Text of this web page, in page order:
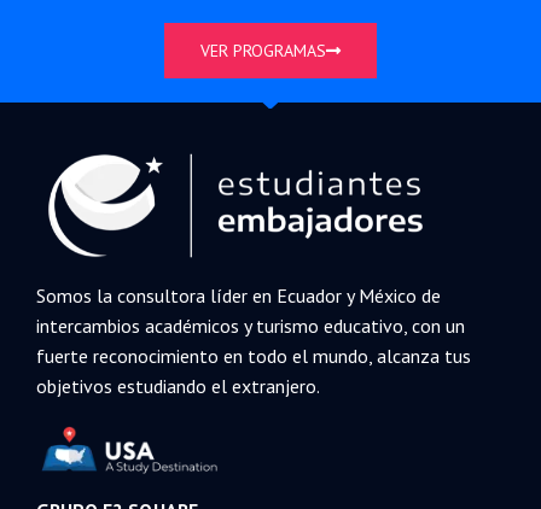
VER PROGRAMAS
Somos la consultora líder en Ecuador y México de
intercambios académicos y turismo educativo, con un
fuerte reconocimiento en todo el mundo, alcanza tus
objetivos estudiando el extranjero.